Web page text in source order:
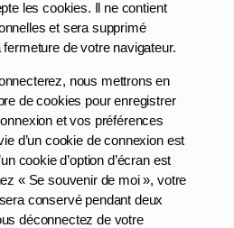
les cookies. Il ne contient
et sera supprimé
de votre navigateur.
nous mettrons en
de cookies pour enregistrer
et vos préférences
d’un cookie de connexion est
cookie d’option d’écran est
« Se souvenir de moi », votre
conservé pendant deux
déconnectez de votre